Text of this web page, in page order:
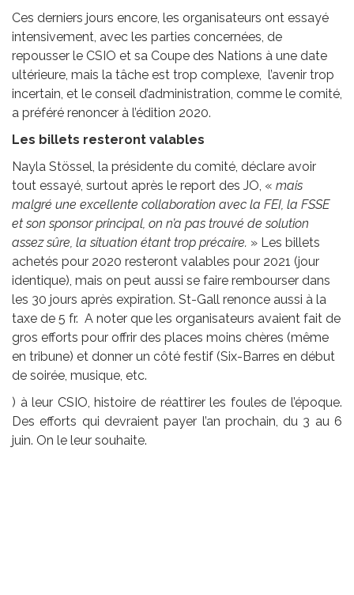
Ces derniers jours encore, les organisateurs ont essayé
intensivement, avec les parties concernées, de
repousser le CSIO et sa Coupe des Nations à une date
ultérieure, mais la tâche est trop complexe, l’avenir trop
incertain, et le conseil d’administration, comme le comité,
a préféré renoncer à l’édition 2020.
Les billets resteront valables
Nayla Stössel, la présidente du comité, déclare avoir
tout essayé, surtout après le report des JO, « mais
malgré une excellente collaboration avec la FEI, la FSSE
et son sponsor principal, on n’a pas trouvé de solution
assez sûre, la situation étant trop précaire. » Les billets
achetés pour 2020 resteront valables pour 2021 (jour
identique), mais on peut aussi se faire rembourser dans
les 30 jours après expiration. St-Gall renonce aussi à la
taxe de 5 fr. A noter que les organisateurs avaient fait de
gros efforts pour offrir des places moins chères (même
en tribune) et donner un côté festif (Six-Barres en début
de soirée, musique, etc.
) à leur CSIO, histoire de réattirer les foules de l’époque.
Des efforts qui devraient payer l’an prochain, du 3 au 6
juin. On le leur souhaite.